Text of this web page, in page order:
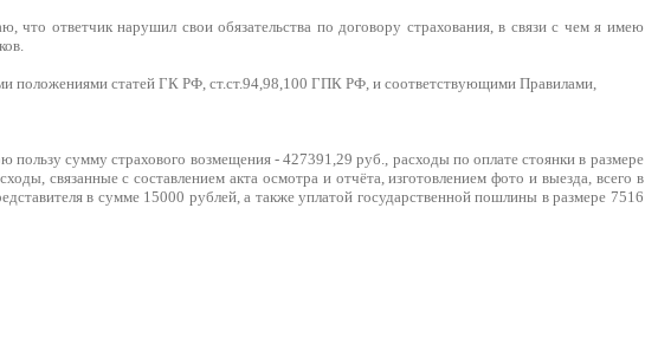
что ответчик нарушил свои обязательства по договору страхования, в связи с чем я имею
положениями статей ГК РФ, ст.ст.94,98,100 ГПК РФ, и соответствующими Правилами,
сумму страхового возмещения - 427391,29 руб., расходы по оплате стоянки в размере
связанные с составлением акта осмотра и отчёта, изготовлением фото и выезда, всего в
в сумме 15000 рублей, а также уплатой государственной пошлины в размере 7516